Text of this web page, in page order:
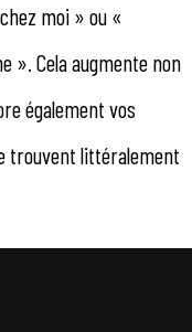
moi » ou «
». Cela augmente non
également vos
trouvent littéralement